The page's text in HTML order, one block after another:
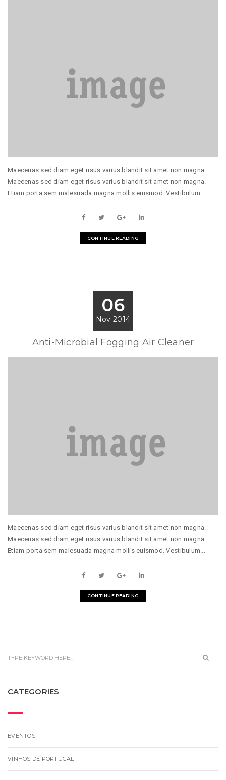
Maecenas sed diam eget risus varius blandit sit amet non magna.
Maecenas sed diam eget risus varius blandit sit amet non magna.
Etiam porta sem malesuada magna mollis euismod. Vestibulum...
CONTINUE READING
06
Nov 2014
Anti-Microbial Fogging Air Cleaner
Maecenas sed diam eget risus varius blandit sit amet non magna.
Maecenas sed diam eget risus varius blandit sit amet non magna.
Etiam porta sem malesuada magna mollis euismod. Vestibulum...
CONTINUE READING
CATEGORIES
EVENTOS
VINHOS DE PORTUGAL